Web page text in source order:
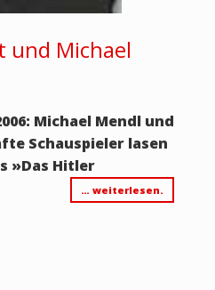
und Michael
Michael Mendl und
Schauspieler lasen
»Das Hitler
… weiterlesen.